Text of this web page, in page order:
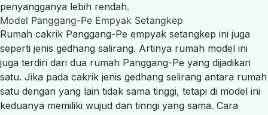
penyangganya lebih rendah.
Model Panggang-Pe Empyak Setangkep
Rumah cakrik Panggang-Pe empyak setangkep ini juga
seperti jenis gedhang salirang. Artinya rumah model ini
juga terdiri dari dua rumah Panggang-Pe yang dijadikan
satu. Jika pada cakrik jenis gedhang selirang antara rumah
satu dengan yang lain tidak sama tinggi, tetapi di model ini
keduanya memiliki wujud dan tinngi yang sama. Cara